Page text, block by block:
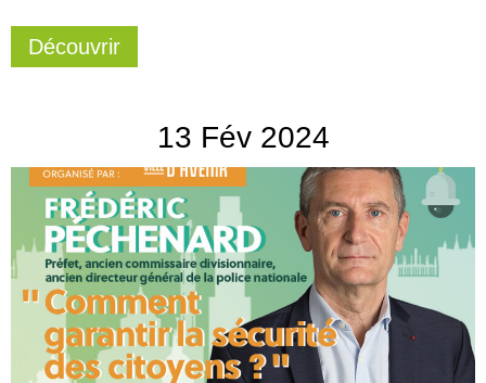
Découvrir
13 Fév 2024